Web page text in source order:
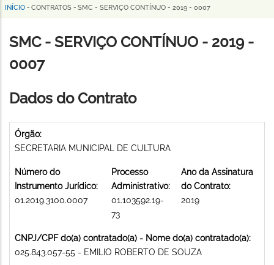
Horizonte
Trilha
de
navegação
INÍCIO - CONTRATOS - SMC - SERVIÇO CONTÍNUO - 2019 - 0007
SMC - SERVIÇO CONTÍNUO - 2019 -
0007
Dados do Contrato
Órgão:
SECRETARIA MUNICIPAL DE CULTURA
Número do
Instrumento Jurídico:
01.2019.3100.0007
Processo
Administrativo:
01.103592.19-
73
Ano da Assinatura
do Contrato:
2019
CNPJ/CPF do(a) contratado(a) - Nome do(a) contratado(a):
025.843.057-55 - EMILIO ROBERTO DE SOUZA